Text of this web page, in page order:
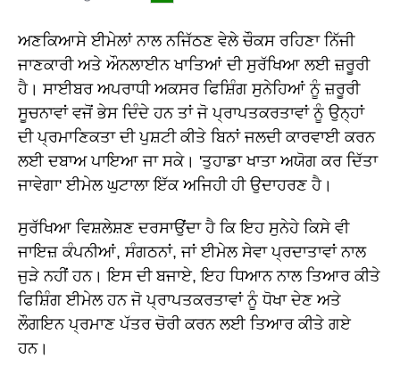
ਅਣਕਿਆਸੇ ਈਮੇਲਾਂ ਨਾਲ ਨਜਿੱਠਣ ਵੇਲੇ ਚੌਕਸ ਰਹਿਣਾ ਨਿੱਜੀ
ਜਾਣਕਾਰੀ ਅਤੇ ਔਨਲਾਈਨ ਖਾਤਿਆਂ ਦੀ ਸੁਰੱਖਿਆ ਲਈ ਜ਼ਰੂਰੀ
ਹੈ। ਸਾਈਬਰ ਅਪਰਾਧੀ ਅਕਸਰ ਫਿਸ਼ਿੰਗ ਸੁਨੇਹਿਆਂ ਨੂੰ ਜ਼ਰੂਰੀ
ਸੂਚਨਾਵਾਂ ਵਜੋਂ ਭੇਸ ਦਿੰਦੇ ਹਨ ਤਾਂ ਜੋ ਪ੍ਰਾਪਤਕਰਤਾਵਾਂ ਨੂੰ ਉਨ੍ਹਾਂ
ਦੀ ਪ੍ਰਮਾਣਿਕਤਾ ਦੀ ਪੁਸ਼ਟੀ ਕੀਤੇ ਬਿਨਾਂ ਜਲਦੀ ਕਾਰਵਾਈ ਕਰਨ
ਲਈ ਦਬਾਅ ਪਾਇਆ ਜਾ ਸਕੇ। 'ਤੁਹਾਡਾ ਖਾਤਾ ਅਯੋਗ ਕਰ ਦਿੱਤਾ
ਜਾਵੇਗਾ' ਈਮੇਲ ਘੁਟਾਲਾ ਇੱਕ ਅਜਿਹੀ ਹੀ ਉਦਾਹਰਣ ਹੈ।
ਸੁਰੱਖਿਆ ਵਿਸ਼ਲੇਸ਼ਣ ਦਰਸਾਉਂਦਾ ਹੈ ਕਿ ਇਹ ਸੁਨੇਹੇ ਕਿਸੇ ਵੀ
ਜਾਇਜ਼ ਕੰਪਨੀਆਂ, ਸੰਗਠਨਾਂ, ਜਾਂ ਈਮੇਲ ਸੇਵਾ ਪ੍ਰਦਾਤਾਵਾਂ ਨਾਲ
ਜੁੜੇ ਨਹੀਂ ਹਨ। ਇਸ ਦੀ ਬਜਾਏ, ਇਹ ਧਿਆਨ ਨਾਲ ਤਿਆਰ ਕੀਤੇ
ਫਿਸ਼ਿੰਗ ਈਮੇਲ ਹਨ ਜੋ ਪ੍ਰਾਪਤਕਰਤਾਵਾਂ ਨੂੰ ਧੋਖਾ ਦੇਣ ਅਤੇ
ਲੌਗਇਨ ਪ੍ਰਮਾਣ ਪੱਤਰ ਚੋਰੀ ਕਰਨ ਲਈ ਤਿਆਰ ਕੀਤੇ ਗਏ
ਹਨ।